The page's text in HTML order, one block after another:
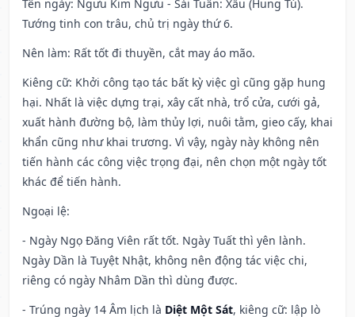
Tên ngày: Ngưu Kim Ngưu - Sái Tuân: Xấu (Hung Tú).
Tướng tinh con trâu, chủ trị ngày thứ 6.
Nên làm: Rất tốt đi thuyền, cắt may áo mão.
Kiêng cữ: Khởi công tạo tác bất kỳ việc gì cũng gặp hung
hại. Nhất là việc dựng trại, xây cất nhà, trổ cửa, cưới gả,
xuất hành đường bộ, làm thủy lợi, nuôi tằm, gieo cấy, khai
khẩn cũng như khai trương. Vì vậy, ngày này không nên
tiến hành các công việc trọng đại, nên chọn một ngày tốt
khác để tiến hành.
Ngoại lệ:
- Ngày Ngọ Đăng Viên rất tốt. Ngày Tuất thì yên lành.
Ngày Dần là Tuyệt Nhật, không nên động tác việc chi,
riêng có ngày Nhâm Dần thì dùng được.
- Trúng ngày 14 Âm lịch là Diệt Một Sát, kiêng cữ: lập lò